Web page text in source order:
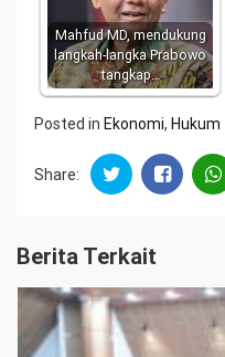
Mahfud MD, mendukung
langkah-langka Prabowo
tangkap…
Posted in Ekonomi, Hukum
Share:
Berita Terkait